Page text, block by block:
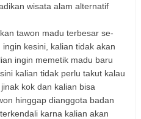
wisata alam alternatif
tawon madu terbesar se-
kesini, kalian tidak akan
ingin memetik madu baru
kalian tidak perlu takut kalau
kok dan kalian bisa
hinggap dianggota badan
karna kalian akan